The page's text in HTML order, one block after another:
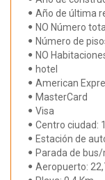
Año de última
NO Número
Número de
NO
hotel
American
MasterCard
Visa
Centro ciudad:
Estación de
Parada de
Aeropuerto: